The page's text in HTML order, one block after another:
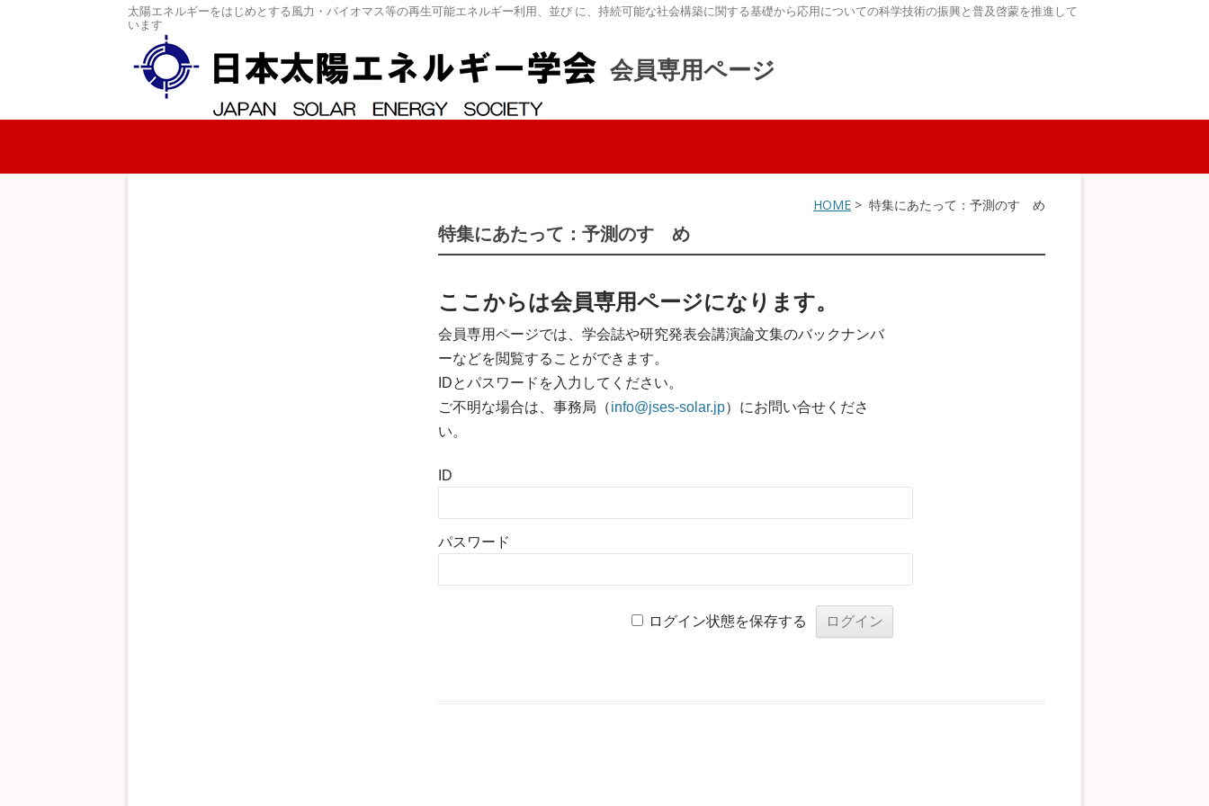
太陽エネルギーをはじめとする風力・バイオマス等の再生可能エネルギー利用、並び に、持続可能な社会構築に関する基礎から応用についての科学技術の振興と普及啓蒙を推進して
います
会員専用ページ
コンテンツへスキップ
HOME > 特集にあたって：予測のすゝめ
特集にあたって：予測のすゝめ
ここからは会員専用ページになります。
会員専用ページでは、学会誌や研究発表会講演論文集のバックナンバ
ーなどを閲覧することができます。
IDとパスワードを入力してください。
ご不明な場合は、事務局（info@jses-solar.jp）にお問い合せくださ
い。
ID
パスワード
ログイン状態を保存する